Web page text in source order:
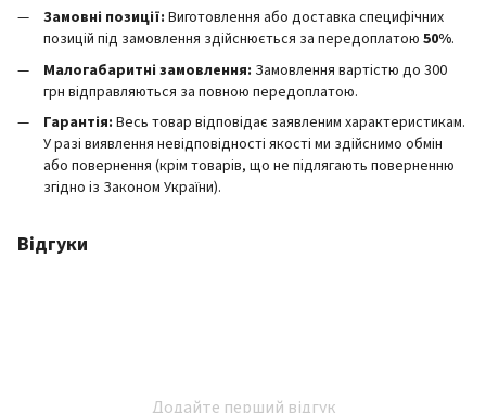
Замовні позиції: Виготовлення або доставка специфічних
позицій під замовлення здійснюється за передоплатою 50%.
Малогабаритні замовлення: Замовлення вартістю до 300
грн відправляються за повною передоплатою.
Гарантія: Весь товар відповідає заявленим характеристикам.
У разі виявлення невідповідності якості ми здійснимо обмін
або повернення (крім товарів, що не підлягають поверненню
згідно із Законом України).
Відгуки
Додайте перший відгук